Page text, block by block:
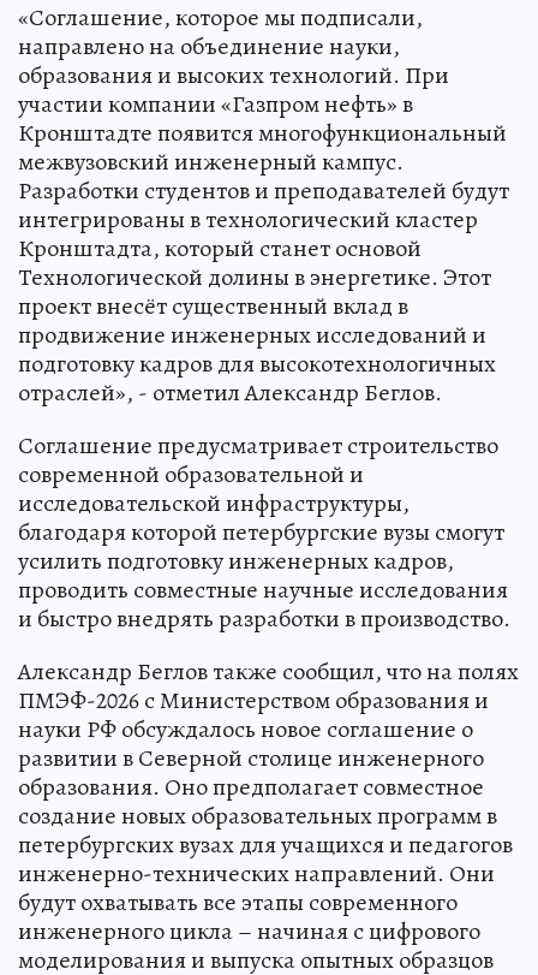
«Соглашение, которое мы подписали,
направлено на объединение науки,
образования и высоких технологий. При
участии компании «Газпром нефть» в
Кронштадте появится многофункциональный
межвузовский инженерный кампус.
Разработки студентов и преподавателей будут
интегрированы в технологический кластер
Кронштадта, который станет основой
Технологической долины в энергетике. Этот
проект внесёт существенный вклад в
продвижение инженерных исследований и
подготовку кадров для высокотехнологичных
отраслей», - отметил Александр Беглов.
Соглашение предусматривает строительство
современной образовательной и
исследовательской инфраструктуры,
благодаря которой петербургские вузы смогут
усилить подготовку инженерных кадров,
проводить совместные научные исследования
и быстро внедрять разработки в производство.
Александр Беглов также сообщил, что на полях
ПМЭФ-2026 с Министерством образования и
науки РФ обсуждалось новое соглашение о
развитии в Северной столице инженерного
образования. Оно предполагает совместное
создание новых образовательных программ в
петербургских вузах для учащихся и педагогов
инженерно-технических направлений. Они
будут охватывать все этапы современного
инженерного цикла – начиная с цифрового
моделирования и выпуска опытных образцов